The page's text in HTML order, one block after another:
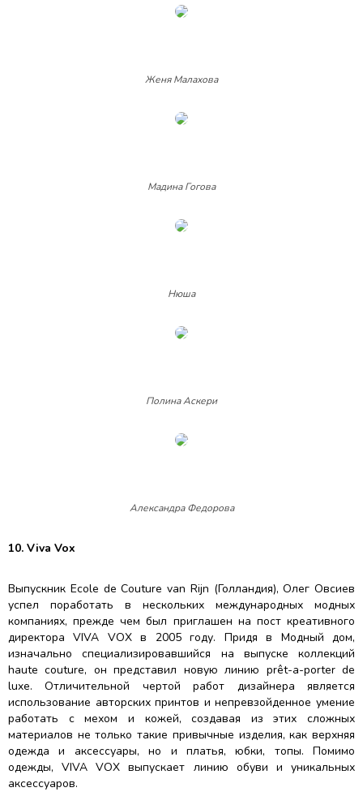
Женя Малахова
Мадина Гогова
Нюша
Полина Аскери
Александра Федорова
10. Viva Vox
Выпускник Ecole de Couture van Rijn (Голландия), Олег Овсиев
успел поработать в нескольких международных модных
компаниях, прежде чем был приглашен на пост креативного
директора VIVA VOX в 2005 году. Придя в Модный дом,
изначально специализировавшийся на выпуске коллекций
haute couture, он представил новую линию prêt-a-porter de
luxe. Отличительной чертой работ дизайнера является
использование авторских принтов и непревзойденное умение
работать с мехом и кожей, создавая из этих сложных
материалов не только такие привычные изделия, как верхняя
одежда и аксессуары, но и платья, юбки, топы. Помимо
одежды, VIVA VOX выпускает линию обуви и уникальных
аксессуаров.